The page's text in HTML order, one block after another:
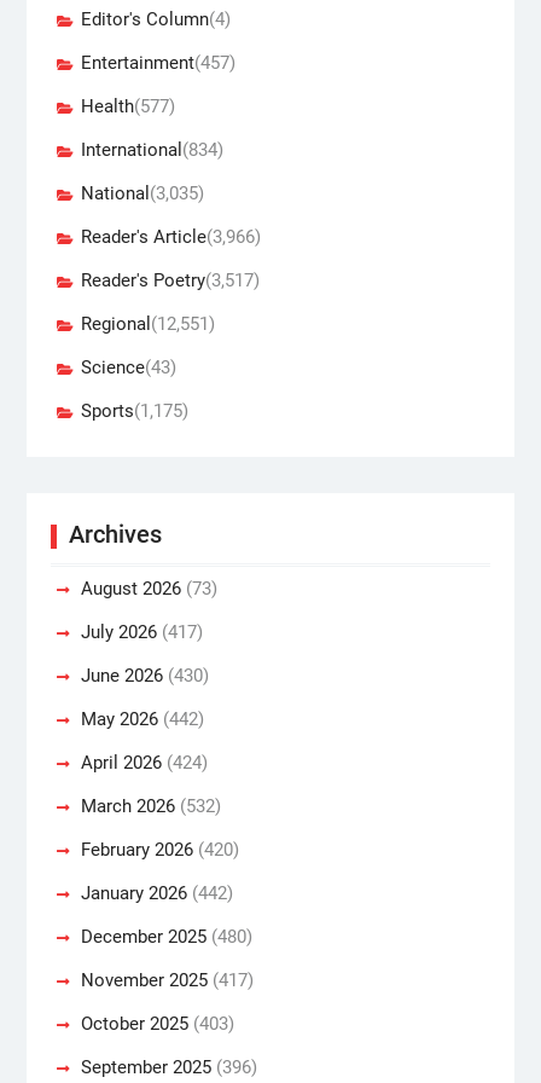
Editor's Column(4)
Entertainment(457)
Health(577)
International (834)
National (3,035)
Reader's Article(3,966)
Reader's Poetry(3,517)
Regional (12,551)
Science(43)
Sports(1,175)
Archives
August 2026(73)
July 2026(417)
June 2026(430)
May 2026(442)
April 2026(424)
March 2026(532)
February 2026(420)
January 2026(442)
December 2025(480)
November 2025(417)
October 2025(403)
September 2025(396)